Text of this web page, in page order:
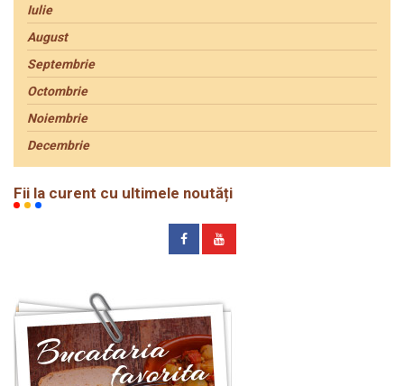
Iulie
August
Septembrie
Octombrie
Noiembrie
Decembrie
Fii la curent cu ultimele noutăți